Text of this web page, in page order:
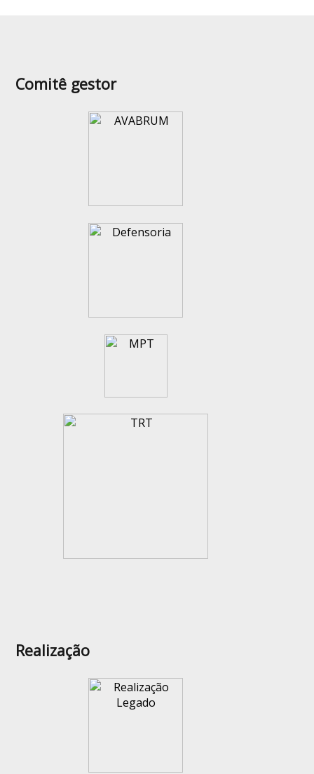
Comitê gestor
Realização